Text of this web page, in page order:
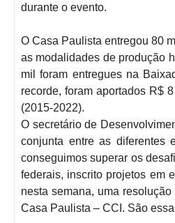
durante o evento.
O Casa Paulista entregou 80
as modalidades de produção
mil foram entregues na
recorde, foram aportados R$
(2015-2022).
O secretário de
conjunta entre as diferentes
conseguimos superar os
federais, inscrito projetos em
nesta semana, uma
Casa Paulista – CCI. São